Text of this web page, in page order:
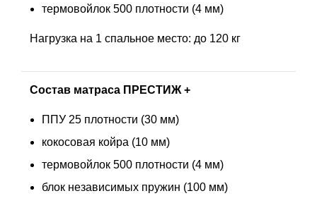
термовойлок 500 плотности (4 мм)
Нагрузка на 1 спальное место: до 120 кг
Состав матраса ПРЕСТИЖ +
ППУ 25 плотности (30 мм)
кокосовая койра (10 мм)
термовойлок 500 плотности (4 мм)
блок независимых пружин (100 мм)